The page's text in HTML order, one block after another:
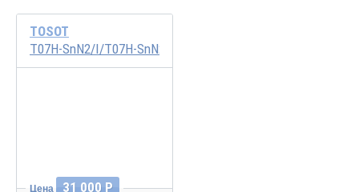
TOSOT
T07H-SnN2/I/T07H-SnN2/O
Цена 31 000 Р